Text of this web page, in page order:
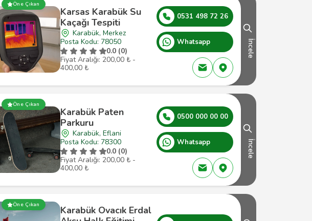
Öne Çıkan
Karsas Karabük Su
Kaçağı Tespiti
Karabük, Merkez
Posta Kodu: 78050
0.0 (0)
Fiyat Aralığı: 200,00 ₺ -
400,00 ₺
0531 498 72 26
Whatsapp İncele
Öne Çıkan
Karabük Paten
Parkuru
Karabük, Eflani
Posta Kodu: 78300
0.0 (0)
Fiyat Aralığı: 200,00 ₺ -
400,00 ₺
0500 000 00 00
Whatsapp İncele
Öne Çıkan
Karabük Ovacık Erdal